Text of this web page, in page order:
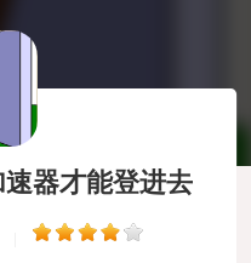
器才能登进去